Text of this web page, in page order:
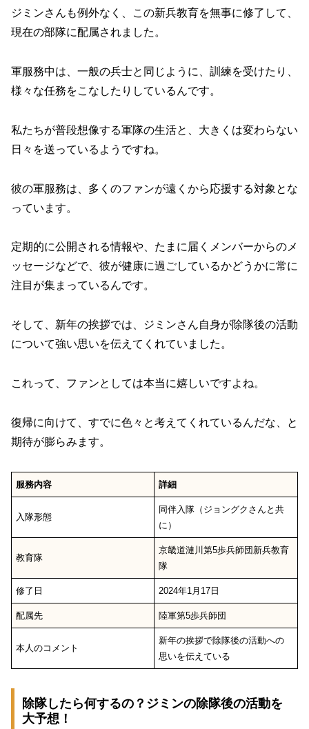
ジミンさんも例外なく、この新兵教育を無事に修了して、
現在の部隊に配属されました。
軍服務中は、一般の兵士と同じように、訓練を受けたり、
様々な任務をこなしたりしているんです。
私たちが普段想像する軍隊の生活と、大きくは変わらない
日々を送っているようですね。
彼の軍服務は、多くのファンが遠くから応援する対象とな
っています。
定期的に公開される情報や、たまに届くメンバーからのメ
ッセージなどで、彼が健康に過ごしているかどうかに常に
注目が集まっているんです。
そして、新年の挨拶では、ジミンさん自身が除隊後の活動
について強い思いを伝えてくれていました。
これって、ファンとしては本当に嬉しいですよね。
復帰に向けて、すでに色々と考えてくれているんだな、と
期待が膨らみます。
服務内容 詳細
入隊形態
同伴入隊（ジョングクさんと共
に）
教育隊
京畿道漣川第5歩兵師団新兵教育
隊
修了日 2024年1月17日
配属先 陸軍第5歩兵師団
本人のコメント
新年の挨拶で除隊後の活動への
思いを伝えている
除隊したら何するの？ジミンの除隊後の活動を
大予想！